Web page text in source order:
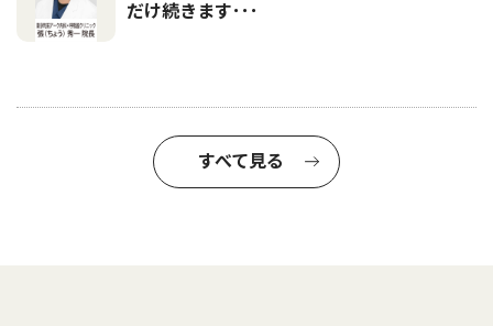
だけ続きます･･･
すべて見る